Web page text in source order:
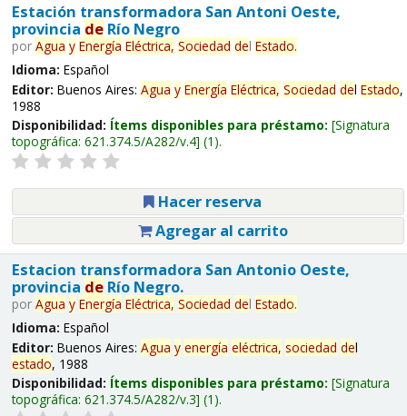
Estación transformadora San Antoni Oeste,
provincia deRío Negro
por Agua y Energía Eléctrica, Sociedad del Estado.
Idioma: Español
Editor: Buenos Aires: Agua y Energía Eléctrica, Sociedad del Estado,
1988
Disponibilidad: Ítems disponibles para préstamo: Signatura
topográfica: 621.374.5/A282/v.4 (1).
Hacer reserva
Agregar al carrito
Estacion transformadora San Antonio Oeste,
provincia deRío Negro.
por Agua y Energía Eléctrica, Sociedad del Estado.
Idioma: Español
Editor: Buenos Aires: Agua y energía eléctrica, sociedad del
estado, 1988
Disponibilidad: Ítems disponibles para préstamo: Signatura
topográfica: 621.374.5/A282/v.3 (1).